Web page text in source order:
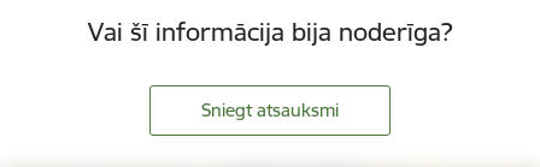
Vai šī informācija bija noderīga?
Sniegt atsauksmi